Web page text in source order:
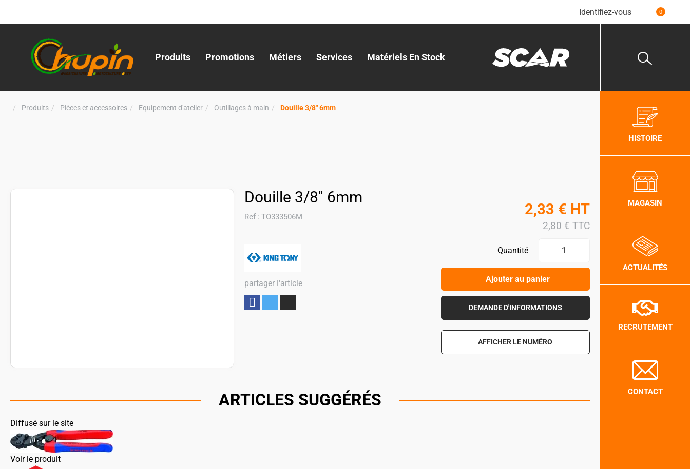
Identifiez-vous 0
Produits Promotions Métiers Services Matériels En Stock
Produits Pièces et accessoires Equipement d'atelier Outillages à main Douille 3/8" 6mm
Douille 3/8" 6mm
Ref : TO333506M
partager l'article
2,33 € HT
2,80 € TTC
Quantité
Ajouter au panier
DEMANDE D'INFORMATIONS
AFFICHER LE NUMÉRO
ARTICLES SUGGÉRÉS
Diffusé sur le site
Voir le produit
HISTOIRE
MAGASIN
ACTUALITÉS
RECRUTEMENT
CONTACT